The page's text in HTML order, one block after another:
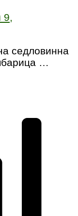
9,
седловинна
…